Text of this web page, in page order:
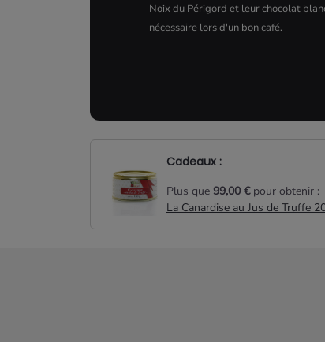
Noix du Périgord et leur chocolat
nécessaire lors d'un bon café.
Cadeaux :
Plus que 99,00 €pour obtenir :
La Canardise au Jus de Truffe